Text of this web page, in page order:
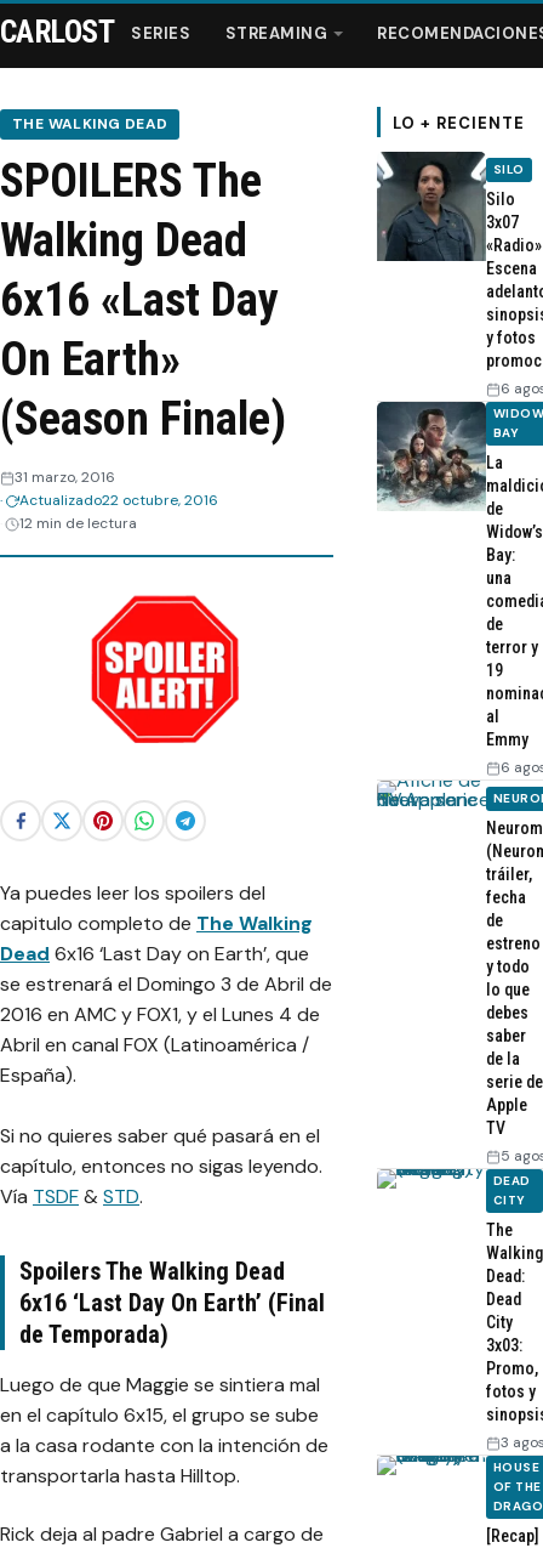
Series
Streaming
Recomendaciones
CARLOST SERIES STREAMING
THE WALKING DEAD
SPOILERS The
Walking Dead
6x16 «Last Day
On Earth»
(Season Finale)
31 marzo, 2016
Actualizado22 octubre, 2016
12 min de lectura
Ya puedes leer los spoilers del
capitulo completo de The Walking
Dead 6x16 ‘Last Day on Earth’, que
se estrenará el Domingo 3 de Abril de
2016 en AMC y FOX1, y el Lunes 4 de
Abril en canal FOX (Latinoamérica /
España).
Si no quieres saber qué pasará en el
capítulo, entonces no sigas leyendo.
Vía TSDF&STD.
Spoilers The Walking Dead
6x16 ‘Last Day On Earth’ (Final
de Temporada)
Luego de que Maggie se sintiera mal
en el capítulo 6x15, el grupo se sube
a la casa rodante con la intención de
transportarla hasta Hilltop.
Rick deja al padre Gabriel a cargo de
LO + RECIENTE
SILO
Silo
3x07
Escena
y fotos
6
BAY
La
de
Widow’s
Bay:
una
de
terror y
19
al
Emmy
6
tráiler,
fecha
de
estreno
y todo
lo que
debes
saber
de la
serie de
Apple
TV
5
DEAD
CITY
The
Walking
Dead:
Dead
City
3x03:
Promo,
fotos y
3
HOUSE
OF THE
[Recap]